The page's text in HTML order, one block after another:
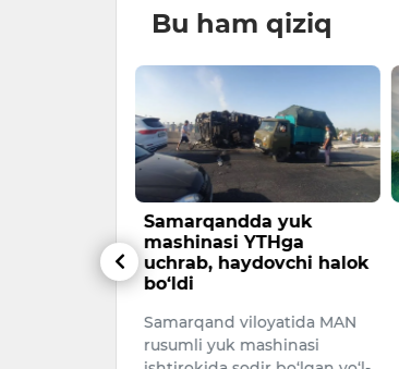
Bu ham qiziq
Samarqandda yuk
mashinasi YTHga
uchrab, haydovchi halok
bo‘ldi
Samarqand viloyatida MAN
rusumli yuk mashinasi